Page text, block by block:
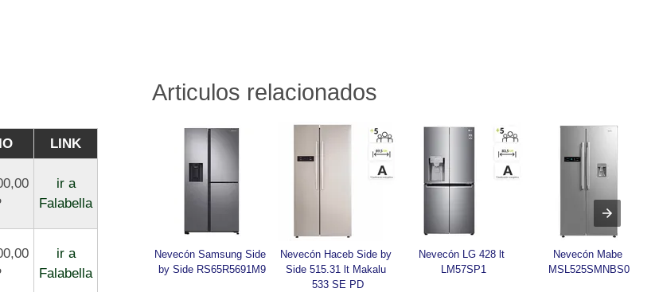
LINK
ir a
Falabella
ir a
Falabella
Articulos relacionados
Nevecón Samsung Side
by Side RS65R5691M9
Nevecón Haceb Side by
Side 515.31 lt Makalu
533 SE PD
Nevecón LG 428 lt
LM57SP1
Nevecón Mabe
MSL525SMNBS0